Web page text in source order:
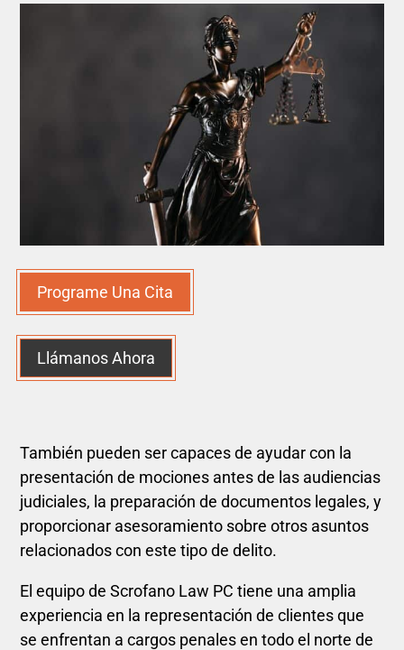
Programe Una Cita
Llámanos Ahora
También pueden ser capaces de ayudar con la
presentación de mociones antes de las audiencias
judiciales, la preparación de documentos legales, y
proporcionar asesoramiento sobre otros asuntos
relacionados con este tipo de delito.
El equipo de Scrofano Law PC tiene una amplia
experiencia en la representación de clientes que
se enfrentan a cargos penales en todo el norte de